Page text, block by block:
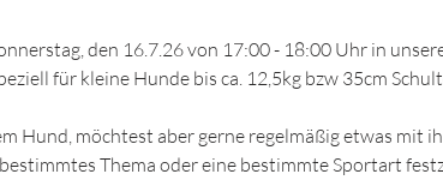
den 16.7.26 von 17:00 - 18:00 Uhr in
für kleine Hunde bis ca. 12,5kg bzw 35cm
Hund, möchtest aber gerne regelmäßig etwas mit
Thema oder eine bestimmte Sportart